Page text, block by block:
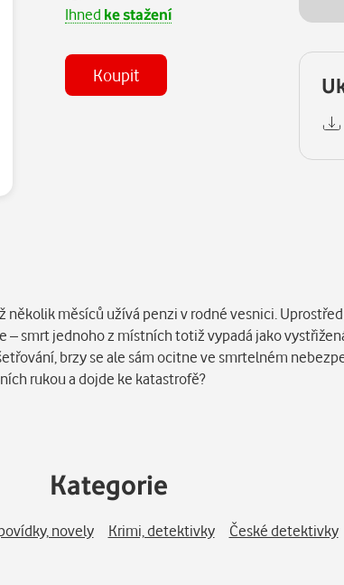
Ihned ke stažení
Koupit
měsíců užívá penzi v rodné vesnici.
smrt jednoho z místních totiž vypadá jako
brzy se ale sám ocitne ve smrtelném
rukou a dojde ke katastrofě?
Kategorie
novely Krimi, detektivky České detektivky